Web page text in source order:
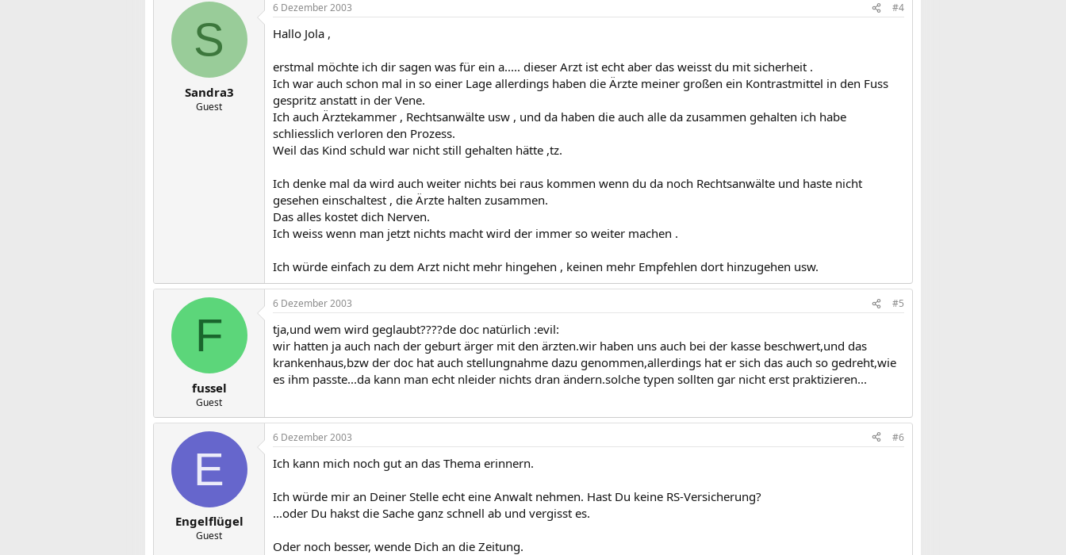
S
Sandra3
Guest
6 Dezember 2003 #4
Hallo Jola ,
erstmal möchte ich dir sagen was für ein a..... dieser Arzt ist echt aber das weisst du mit sicherheit .
Ich war auch schon mal in so einer Lage allerdings haben die Ärzte meiner großen ein Kontrastmittel in den Fuss
gespritz anstatt in der Vene.
Ich auch Ärztekammer , Rechtsanwälte usw , und da haben die auch alle da zusammen gehalten ich habe
schliesslich verloren den Prozess.
Weil das Kind schuld war nicht still gehalten hätte ,tz.
Ich denke mal da wird auch weiter nichts bei raus kommen wenn du da noch Rechtsanwälte und haste nicht
gesehen einschaltest , die Ärzte halten zusammen.
Das alles kostet dich Nerven.
Ich weiss wenn man jetzt nichts macht wird der immer so weiter machen .
Ich würde einfach zu dem Arzt nicht mehr hingehen , keinen mehr Empfehlen dort hinzugehen usw.
F
fussel
Guest
6 Dezember 2003 #5
tja,und wem wird geglaubt????de doc natürlich :evil:
wir hatten ja auch nach der geburt ärger mit den ärzten.wir haben uns auch bei der kasse beschwert,und das
krankenhaus,bzw der doc hat auch stellungnahme dazu genommen,allerdings hat er sich das auch so gedreht,wie
es ihm passte...da kann man echt nleider nichts dran ändern.solche typen sollten gar nicht erst praktizieren...
E
Engelflügel
Guest
6 Dezember 2003 #6
Ich kann mich noch gut an das Thema erinnern.
Ich würde mir an Deiner Stelle echt eine Anwalt nehmen. Hast Du keine RS-Versicherung?
...oder Du hakst die Sache ganz schnell ab und vergisst es.
Oder noch besser, wende Dich an die Zeitung.